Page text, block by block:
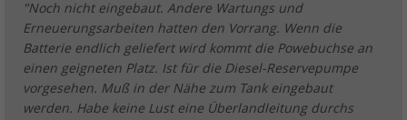
"Noch nicht eingebaut. Andere Wartungs und
Erneuerungsarbeiten hatten den Vorrang. Wenn die
Batterie endlich geliefert wird kommt die Powebuchse an
einen geigneten Platz. Ist für die Diesel-Reservepumpe
vorgesehen. Muß in der Nähe zum Tank eingebaut
werden. Habe keine Lust eine Überlandleitung durchs